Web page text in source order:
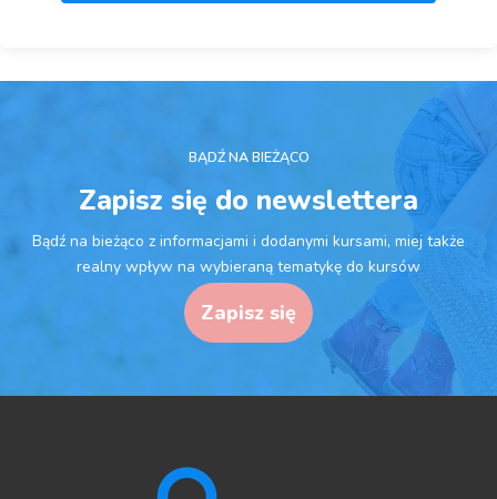
BĄDŹ NA BIEŻĄCO
Zapisz się do newslettera
Bądź na bieżąco z informacjami i dodanymi kursami, miej także
realny wpływ na wybieraną tematykę do kursów
Zapisz się